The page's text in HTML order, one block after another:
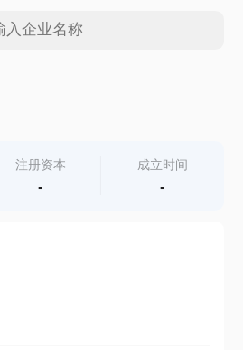
注册资本
-
成立时间
-